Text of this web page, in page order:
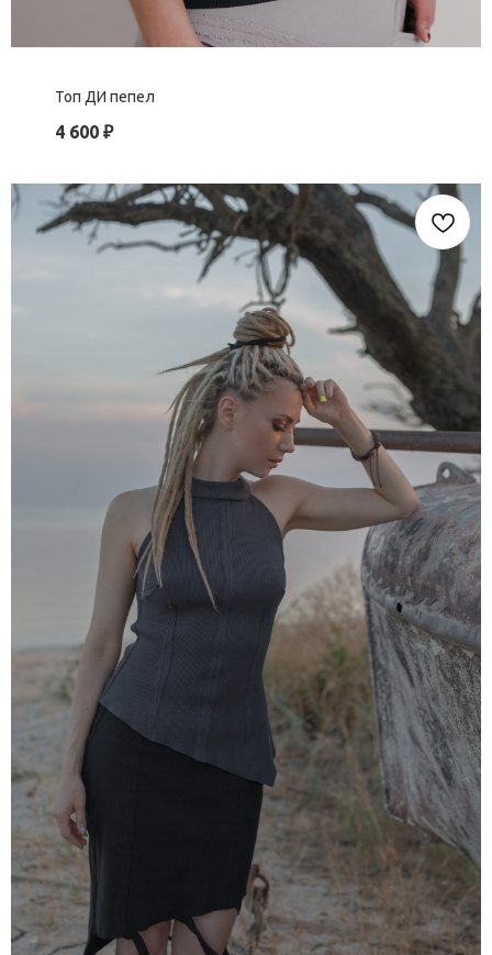
Топ ДИ пепел
4 600 ₽